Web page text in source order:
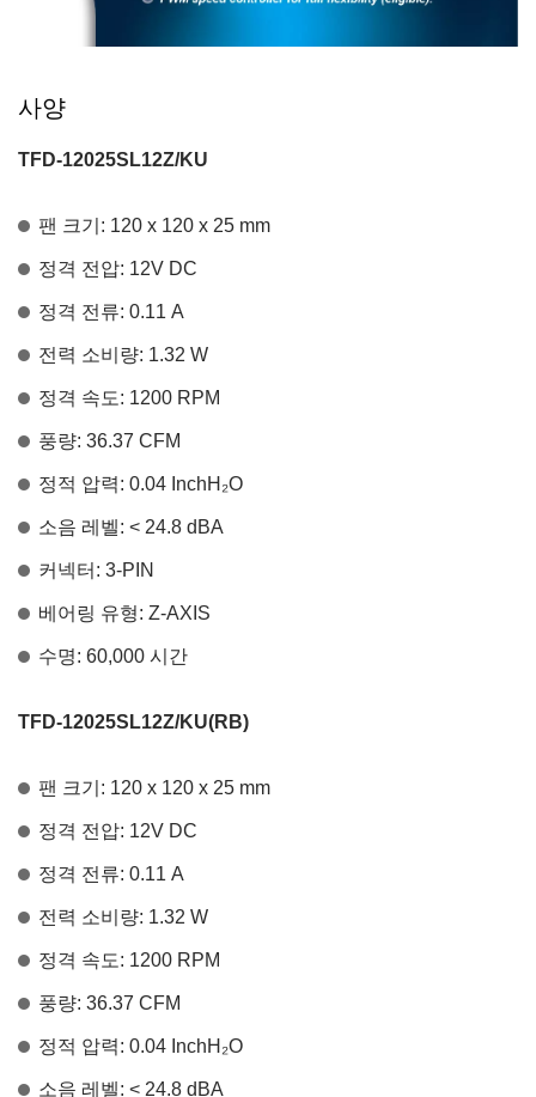
사양
TFD-12025SL12Z/KU
팬 크기: 120 x 120 x 25 mm
정격 전압: 12V DC
정격 전류: 0.11 A
전력 소비량: 1.32 W
정격 속도: 1200 RPM
풍량: 36.37 CFM
정적 압력: 0.04 InchH ₂O
소음 레벨: < 24.8 dBA
커넥터: 3-PIN
베어링 유형: Z-AXIS
수명: 60,000 시간
TFD-12025SL12Z/KU(RB)
팬 크기: 120 x 120 x 25 mm
정격 전압: 12V DC
정격 전류: 0.11 A
전력 소비량: 1.32 W
정격 속도: 1200 RPM
풍량: 36.37 CFM
정적 압력: 0.04 InchH ₂O
소음 레벨: < 24.8 dBA